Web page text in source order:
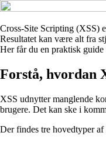
Cross-Site Scripting (XSS)
Resultatet kan være alt fra
Her får du en praktisk
Forstå, hvordan
XSS udnytter manglende
brugere. Det kan ske i
Der findes tre hovedtyper af